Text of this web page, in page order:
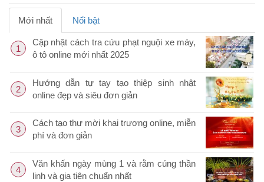
Mới nhất Nổi bật
1
Cập nhật cách tra cứu phạt nguội xe máy,
ô tô online mới nhất 2025
2
Hướng dẫn tự tay tạo thiệp sinh nhật
online đẹp và siêu đơn giản
3
Cách tạo thư mời khai trương online, miễn
phí và đơn giản
4
Văn khấn ngày mùng 1 và rằm cúng thần
linh và gia tiên chuẩn nhất